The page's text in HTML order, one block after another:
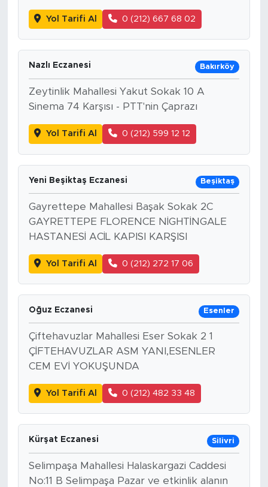
Yol Tarifi Al 0 (212) 667 68 02
Nazlı Eczanesi Bakırköy
Zeytinlik Mahallesi Yakut Sokak 10 A
Sinema 74 Karşısı - PTT'nin Çaprazı
Yol Tarifi Al 0 (212) 599 12 12
Yeni Beşiktaş Eczanesi Beşiktaş
Gayrettepe Mahallesi Başak Sokak 2C
GAYRETTEPE FLORENCE NİGHTİNGALE
HASTANESİ ACİL KAPISI KARŞISI
Yol Tarifi Al 0 (212) 272 17 06
Oğuz Eczanesi Esenler
Çiftehavuzlar Mahallesi Eser Sokak 2 1
ÇİFTEHAVUZLAR ASM YANI,ESENLER
CEM EVİ YOKUŞUNDA
Yol Tarifi Al 0 (212) 482 33 48
Kürşat Eczanesi Silivri
Selimpaşa Mahallesi Halaskargazi Caddesi
No:11 B Selimpaşa Pazar ve etkinlik alanın